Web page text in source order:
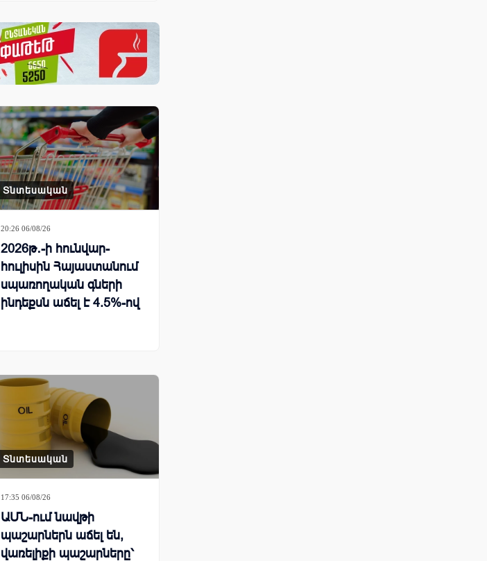
Տնտեսական
20:26 06/08/26
2026թ․-ի հունվար-
հուլիսին Հայաստանում
սպառողական գների
ինդեքսն աճել է 4.5%-ով
Տնտեսական
17:35 06/08/26
ԱՄՆ-ում նավթի
պաշարներն աճել են,
վառելիքի պաշարները՝